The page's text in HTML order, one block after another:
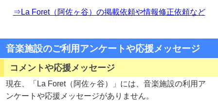
⇒La Foret（阿佐ヶ谷）の掲載依頼や情報修正依頼など
音楽施設のご利用アンケートや応援メッセージ
コメントや応援メッセージ
現在、「La Foret（阿佐ヶ谷）」には、音楽施設の利用ア
ンケートや応援メッセージがありません。